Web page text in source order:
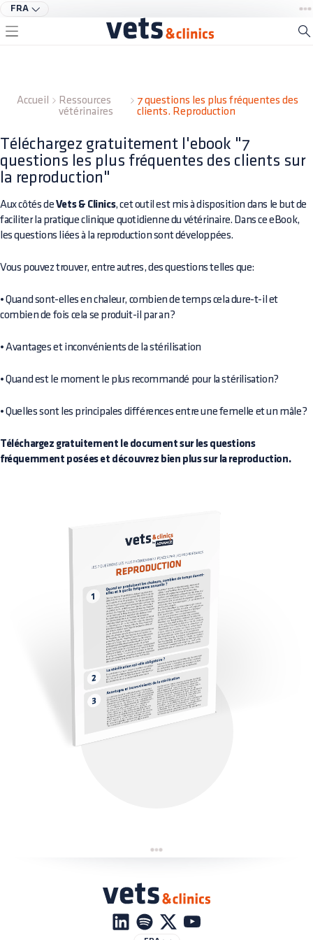
FRA
Accueil
Ressources
vétérinaires
7 questions les plus fréquentes des
clients. Reproduction
Téléchargez gratuitement l'ebook "7
questions les plus fréquentes des clients sur
la reproduction"
Aux côtés de Vets & Clinics, cet outil est mis à disposition dans le but de
faciliter la pratique clinique quotidienne du vétérinaire. Dans ce eBook,
les questions liées à la reproduction sont développées.
Vous pouvez trouver, entre autres, des questions telles que:
• Quand sont-elles en chaleur, combien de temps cela dure-t-il et
combien de fois cela se produit-il par an?
• Avantages et inconvénients de la stérilisation
• Quand est le moment le plus recommandé pour la stérilisation?
• Quelles sont les principales différences entre une femelle et un mâle?
Téléchargez gratuitement le document sur les questions
fréquemment posées et découvrez bien plus sur la reproduction.